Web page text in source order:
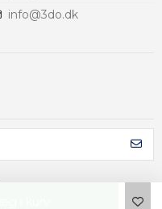
info@3do.dk